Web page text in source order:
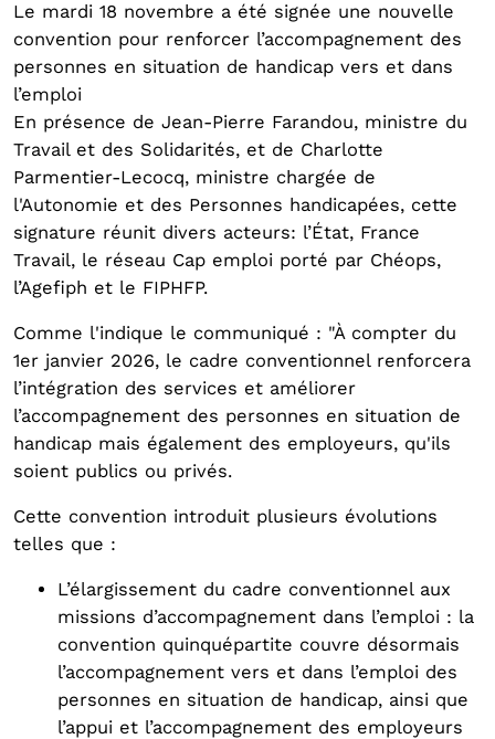
Le mardi 18 novembre a été signée une nouvelle
convention pour renforcer l’accompagnement des
personnes en situation de handicap vers et dans
l’emploi
En présence de Jean-Pierre Farandou, ministre du
Travail et des Solidarités, et de Charlotte
Parmentier-Lecocq, ministre chargée de
l'Autonomie et des Personnes handicapées, cette
signature réunit divers acteurs: l’État, France
Travail, le réseau Cap emploi porté par Chéops,
l’Agefiph et le FIPHFP.
Comme l'indique le communiqué : "À compter du
1er janvier 2026, le cadre conventionnel renforcera
l’intégration des services et améliorer
l’accompagnement des personnes en situation de
handicap mais également des employeurs, qu'ils
soient publics ou privés.
Cette convention introduit plusieurs évolutions
telles que :
L’élargissement du cadre conventionnel aux
missions d’accompagnement dans l’emploi : la
convention quinquépartite couvre désormais
l’accompagnement vers et dans l’emploi des
personnes en situation de handicap, ainsi que
l’appui et l’accompagnement des employeurs